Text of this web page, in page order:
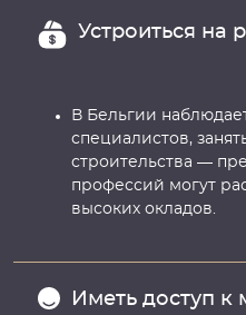
Устроиться на
В Бельгии
специалистов,
строительства —
профессий могут
высоких окладов.
Иметь доступ к